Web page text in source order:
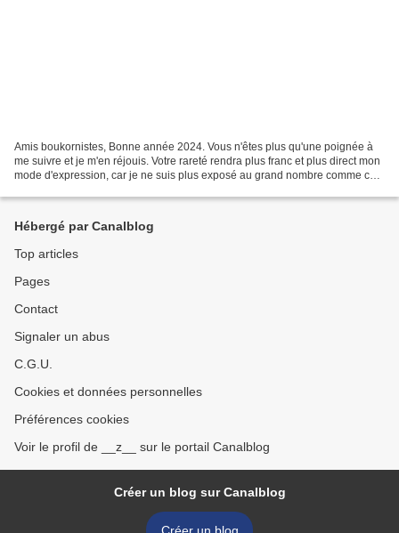
Amis boukornistes, Bonne année 2024. Vous n'êtes plus qu'une poignée à
me suivre et je m'en réjouis. Votre rareté rendra plus franc et plus direct mon
mode d'expression, car je ne suis plus exposé au grand nombre comme ce
Hébergé par Canalblog
Top articles
Pages
Contact
Signaler un abus
C.G.U.
Cookies et données personnelles
Préférences cookies
Voir le profil de __z__ sur le portail Canalblog
Créer un blog sur Canalblog